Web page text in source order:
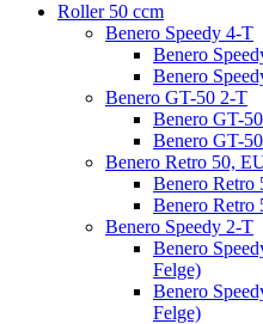
Roller 50 ccm
Benero Speedy 4-T
Benero
Benero
Benero GT-50 2-T
Benero GT-
Benero GT-
Benero Retro 50,
Benero Retro
Benero Retro
Benero Speedy 2-T
Benero
Felge)
Benero
Felge)